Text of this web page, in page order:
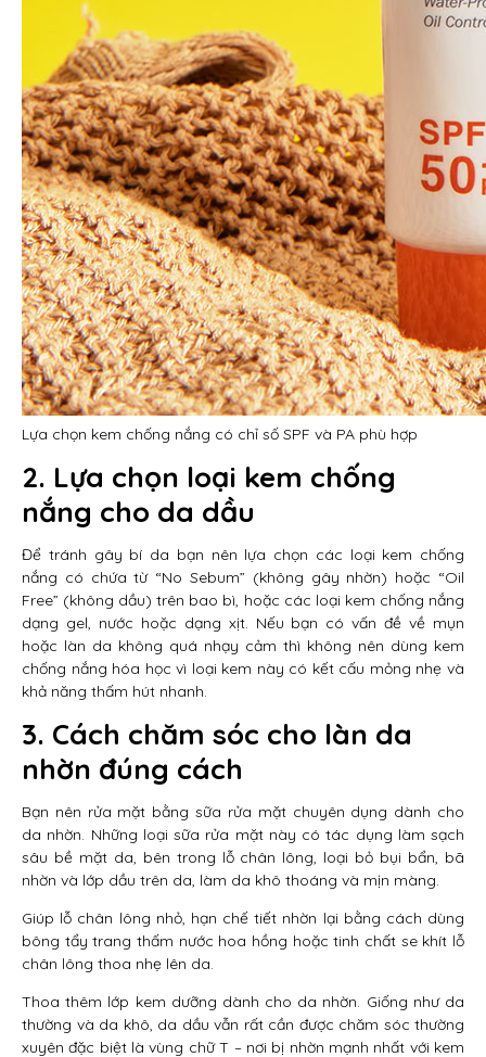
Lựa chọn kem chống nắng có chỉ số SPF và PA phù hợp
2. Lựa chọn loại kem chống
nắng cho da dầu
Để tránh gây bí da bạn nên lựa chọn các loại kem chống
nắng có chứa từ “No Sebum” (không gây nhờn) hoặc “Oil
Free” (không dầu) trên bao bì, hoặc các loại kem chống nắng
dạng gel, nước hoặc dạng xịt. Nếu bạn có vấn đề về mụn
hoặc làn da không quá nhạy cảm thì không nên dùng kem
chống nắng hóa học vì loại kem này có kết cấu mỏng nhẹ và
khả năng thấm hút nhanh.
3. Cách chăm sóc cho làn da
nhờn đúng cách
Bạn nên rửa mặt bằng sữa rửa mặt chuyên dụng dành cho
da nhờn. Những loại sữa rửa mặt này có tác dụng làm sạch
sâu bề mặt da, bên trong lỗ chân lông, loại bỏ bụi bẩn, bã
nhờn và lớp dầu trên da, làm da khô thoáng và mịn màng.
Giúp lỗ chân lông nhỏ, hạn chế tiết nhờn lại bằng cách dùng
bông tẩy trang thấm nước hoa hồng hoặc tinh chất se khít lỗ
chân lông thoa nhẹ lên da.
Thoa thêm lớp kem dưỡng dành cho da nhờn. Giống như da
thường và da khô, da dầu vẫn rất cần được chăm sóc thường
xuyên đặc biệt là vùng chữ T – nơi bị nhờn mạnh nhất với kem